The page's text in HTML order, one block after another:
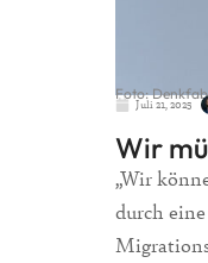
Foto:
Juli 21, 2025
Wir
„Wir
durch